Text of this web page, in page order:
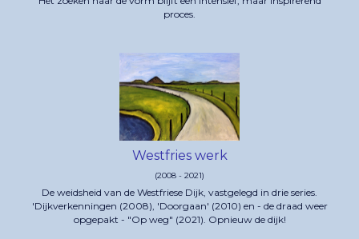
proces.
Westfries werk
(2008 - 2021)
De weidsheid van de Westfriese Dijk, vastgelegd in drie series.
'Dijkverkenningen (2008), 'Doorgaan' (2010) en - de draad weer
opgepakt - "Op weg" (2021). Opnieuw de dijk!